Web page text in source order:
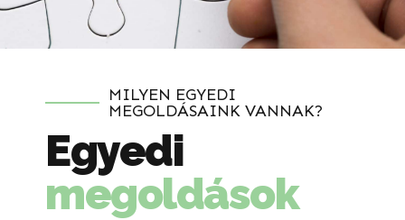
MILYEN EGYEDI
MEGOLDÁSAINK VANNAK?
Egyedi
megoldások